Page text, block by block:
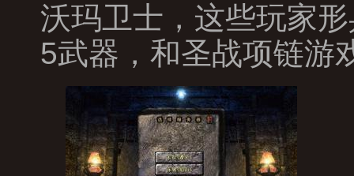
沃玛卫士，这些玩家
5武器，和圣战项链游